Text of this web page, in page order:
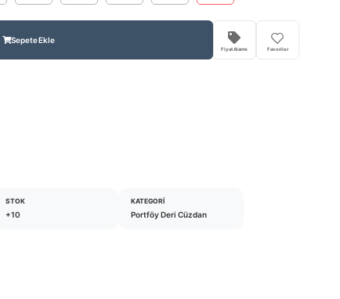
Sepete Ekle
Fiyat Alarmı Favoriler
STOK
+10
KATEGORI
Portföy Deri Cüzdan